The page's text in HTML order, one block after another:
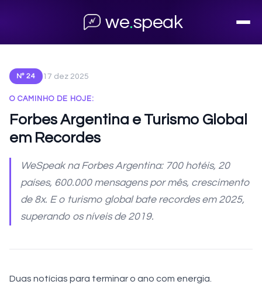
we.speak
Nº 24 17 dez 2025
O CAMINHO DE HOJE:
Forbes Argentina e Turismo Global
em Recordes
WeSpeak na Forbes Argentina: 700 hotéis, 20
países, 600.000 mensagens por mês, crescimento
de 8x. E o turismo global bate recordes em 2025,
superando os níveis de 2019.
Duas notícias para terminar o ano com energia.